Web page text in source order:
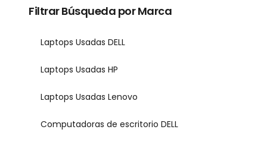
Filtrar Búsqueda por Marca
Laptops Usadas DELL
Laptops Usadas HP
Laptops Usadas Lenovo
Computadoras de escritorio DELL